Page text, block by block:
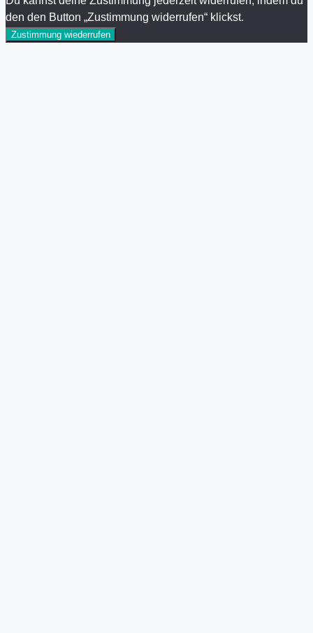
den den Button „Zustimmung widerrufen“ klickst.
Zustimmung wiederrufen